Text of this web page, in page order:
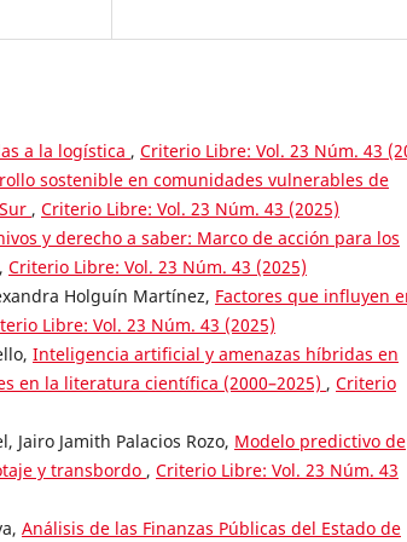
a la logística , Criterio Libre: Vol. 23 Núm. 43
sostenible en comunidades vulnerables de
, Criterio Libre: Vol. 23 Núm. 43 (2025)
y derecho a saber: Marco de acción para los
, Criterio Libre: Vol. 23 Núm. 43 (2025)
Holguín Martínez, Factores que influyen
Libre: Vol. 23 Núm. 43 (2025)
Inteligencia artificial y amenazas híbridas en
en la literatura científica (2000–2025) , Criterio
Jairo Jamith Palacios Rozo, Modelo predictivo de
y transbordo , Criterio Libre: Vol. 23 Núm. 43
Análisis de las Finanzas Públicas del Estado de